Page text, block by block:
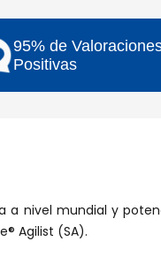
95% de
Positivas
a nivel mundial y
Agilist (SA).